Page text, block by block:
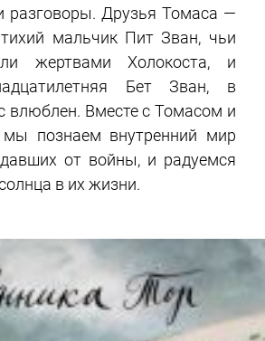
разговоры. Друзья Томаса —
тихий мальчик Пит Зван, чьи
жертвами Холокоста, и
Бет Зван, в
влюблен. Вместе с Томасом и
мы познаем внутренний мир
от войны, и радуемся
в их жизни.